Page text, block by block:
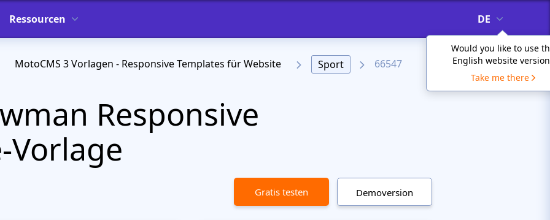
Ressourcen DE
Would you like to use
English website
Take me there
MotoCMS 3 Vorlagen - Responsive Templates für Website Sport 66547
Responsive
Vorlage
Gratis testen Demoversion